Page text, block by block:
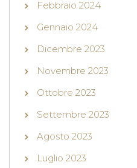
Febbraio 2024
Gennaio 2024
Dicembre 2023
Novembre 2023
Ottobre 2023
Settembre 2023
Agosto 2023
Luglio 2023